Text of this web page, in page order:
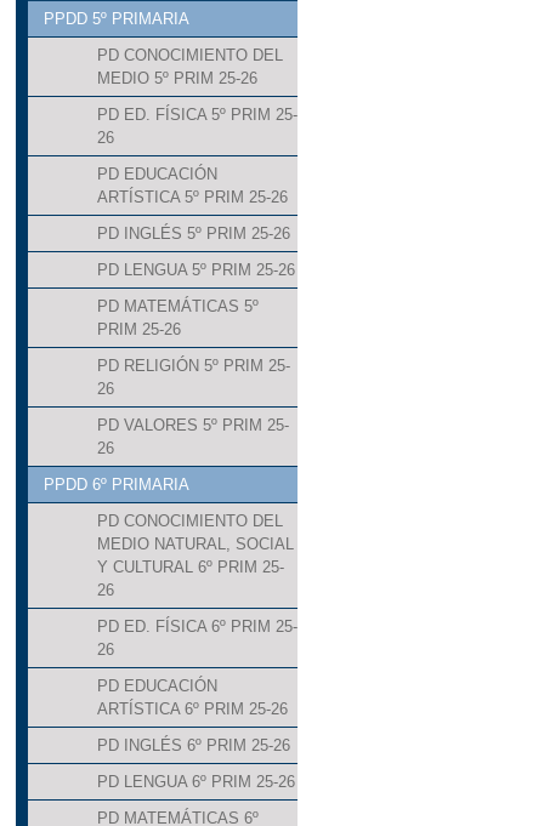
PPDD 5º PRIMARIA
PD CONOCIMIENTO DEL
MEDIO 5º PRIM 25-26
PD ED. FÍSICA 5º PRIM 25-
26
PD EDUCACIÓN
ARTÍSTICA 5º PRIM 25-26
PD INGLÉS 5º PRIM 25-26
PD LENGUA 5º PRIM 25-26
PD MATEMÁTICAS 5º
PRIM 25-26
PD RELIGIÓN 5º PRIM 25-
26
PD VALORES 5º PRIM 25-
26
PPDD 6º PRIMARIA
PD CONOCIMIENTO DEL
MEDIO NATURAL, SOCIAL
Y CULTURAL 6º PRIM 25-
26
PD ED. FÍSICA 6º PRIM 25-
26
PD EDUCACIÓN
ARTÍSTICA 6º PRIM 25-26
PD INGLÉS 6º PRIM 25-26
PD LENGUA 6º PRIM 25-26
PD MATEMÁTICAS 6º